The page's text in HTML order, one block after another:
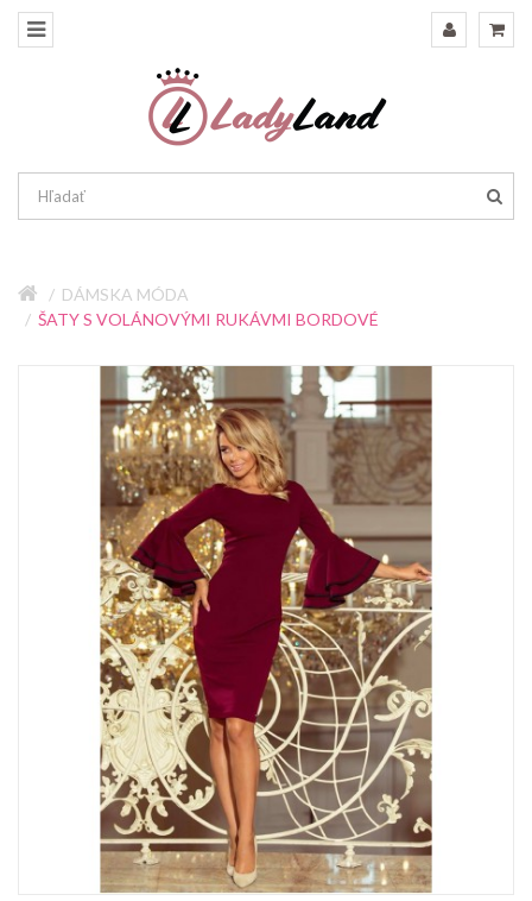
DÁMSKA MÓDA
ŠATY S VOLÁNOVÝMI RUKÁVMI BORDOVÉ